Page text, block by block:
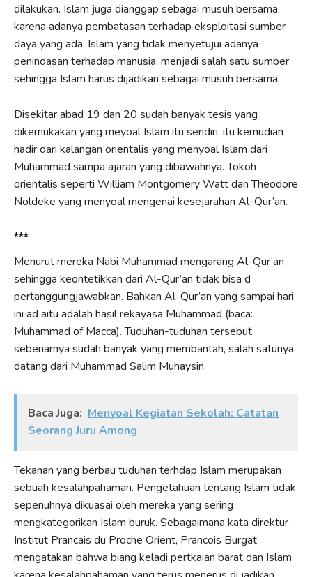
dilakukan. Islam juga dianggap sebagai musuh bersama,
karena adanya pembatasan terhadap eksploitasi sumber
daya yang ada. Islam yang tidak menyetujui adanya
penindasan terhadap manusia, menjadi salah satu sumber
sehingga Islam harus dijadikan sebagai musuh bersama.
Disekitar abad 19 dan 20 sudah banyak tesis yang
dikemukakan yang meyoal Islam itu sendiri. itu kemudian
hadir dari kalangan orientalis yang menyoal Islam dari
Muhammad sampa ajaran yang dibawahnya. Tokoh
orientalis seperti William Montgomery Watt dan Theodore
Noldeke yang menyoal mengenai kesejarahan Al-Qur’an.
***
Menurut mereka Nabi Muhammad mengarang Al-Qur’an
sehingga keontetikkan dari Al-Qur’an tidak bisa d
pertanggungjawabkan. Bahkan Al-Qur’an yang sampai hari
ini ad aitu adalah hasil rekayasa Muhammad (baca:
Muhammad of Macca). Tuduhan-tuduhan tersebut
sebenarnya sudah banyak yang membantah, salah satunya
datang dari Muhammad Salim Muhaysin.
Baca Juga: Menyoal Kegiatan Sekolah: Catatan
Seorang Juru Among
Tekanan yang berbau tuduhan terhdap Islam merupakan
sebuah kesalahpahaman. Pengetahuan tentang Islam tidak
sepenuhnya dikuasai oleh mereka yang sering
mengkategorikan Islam buruk. Sebagaimana kata direktur
Institut Prancais du Proche Orient, Prancois Burgat
mengatakan bahwa biang keladi pertkaian barat dan Islam